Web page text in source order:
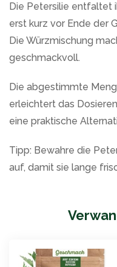
Die Petersilie entfaltet
erst kurz vor Ende der
Die Würzmischung
geschmackvoll.
Die abgestimmte
erleichtert das
eine praktische
Tipp: Bewahre die
auf, damit sie lange